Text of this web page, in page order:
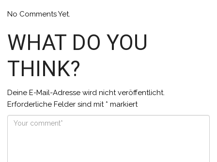
No Comments Yet.
WHAT DO YOU
THINK?
Deine E-Mail-Adresse wird nicht veröffentlicht.
Erforderliche Felder sind mit * markiert